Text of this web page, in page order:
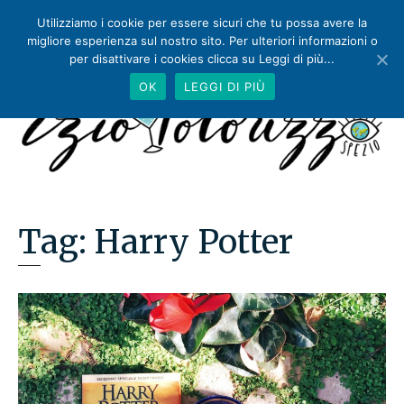
Tag: Harry Potter
Utilizziamo i cookie per essere sicuri che tu possa avere la
migliore esperienza sul nostro sito. Per ulteriori informazioni o
per disattivare i cookies clicca su Leggi di più...
OK
LEGGI DI PIÙ